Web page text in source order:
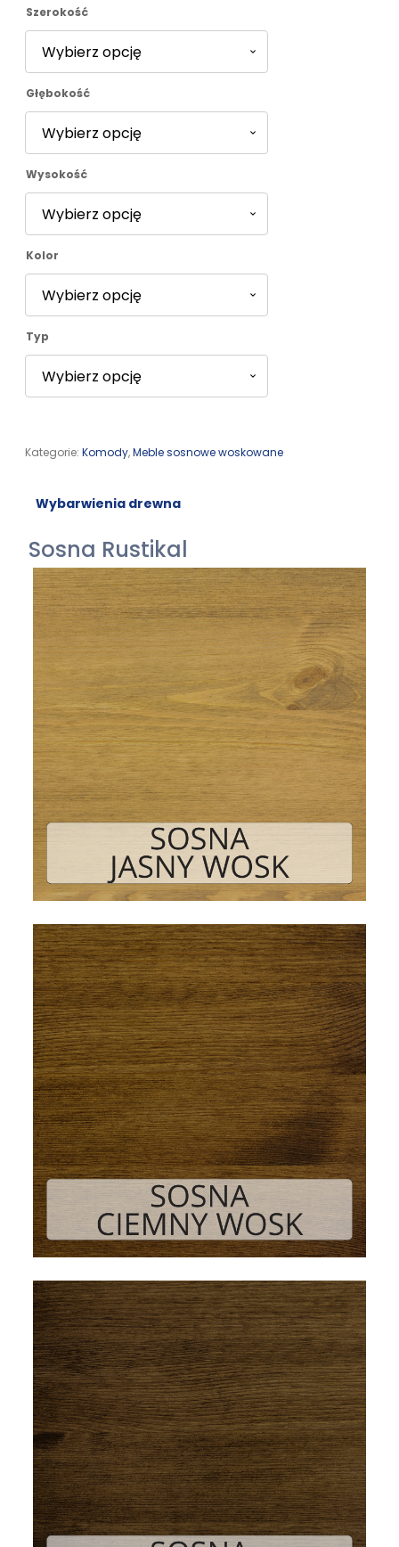
1802,00 zł
do
1982,00 zł
Szerokość
Głębokość
Wysokość
Kolor
Typ
Kategorie: Komody,Meble sosnowe woskowane
Wybarwienia drewna
Sosna Rustikal